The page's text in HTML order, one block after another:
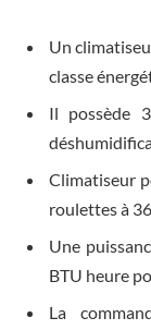
Un
classe
Il possède
Climatiseur
roulettes à
Une
BTU heure
La